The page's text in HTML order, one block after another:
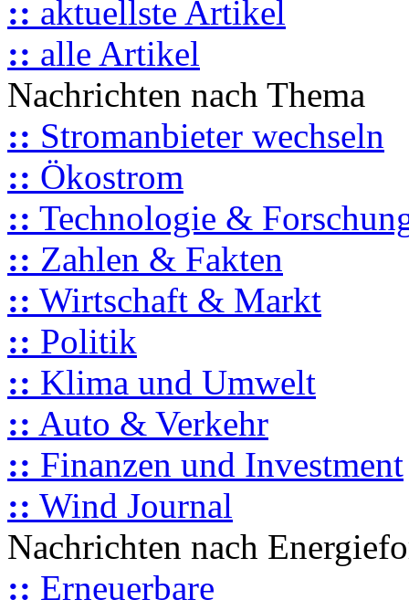
:: aktuellste Artikel
:: alle Artikel
Nachrichten nach Thema
:: Stromanbieter wechseln
:: Ökostrom
:: Technologie &
:: Zahlen & Fakten
:: Wirtschaft & Markt
:: Politik
:: Klima und Umwelt
:: Auto & Verkehr
:: Finanzen und Investment
:: Wind Journal
Nachrichten nach
:: Erneuerbare